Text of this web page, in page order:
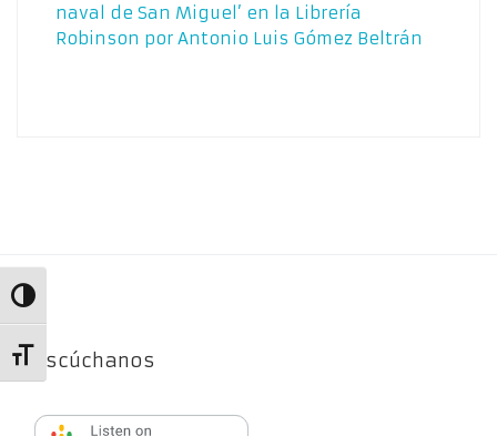
Alternar alto contraste
Alternar tamaño de letra
naval de San Miguel’ en la Librería
Robinson por Antonio Luis Gómez Beltrán
Escúchanos